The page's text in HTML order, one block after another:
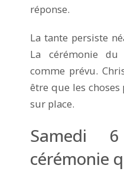
réponse.
La tante persiste
La cérémonie
comme prévu.
être que les
sur place.
cérémonie